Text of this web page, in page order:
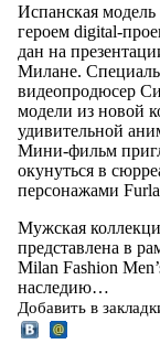
Испанская
героем digital-
дан на
Милане.
видеопродюсер
модели из новой
удивительной
Мини-фильм
окунуться в
персонажами
Мужская
представлена в
Milan Fashion
наследию…
Добавить в